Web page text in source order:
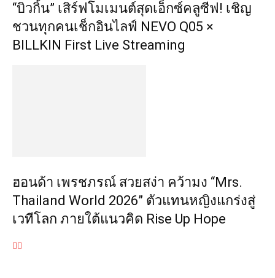
“บิวกิ้น” เสิร์ฟโมเมนต์สุดเอ็กซ์คลูซีฟ! เชิญ
ชวนทุกคนเช็กอินไลฟ์ NEVO Q05 ×
BILLKIN First Live Streaming
ฮอนด้า เพรชภรณ์ สวยสง่า คว้ามง “Mrs.
Thailand World 2026” ตัวแทนหญิงแกร่งสู่
เวทีโลก ภายใต้แนวคิด Rise Up Hope